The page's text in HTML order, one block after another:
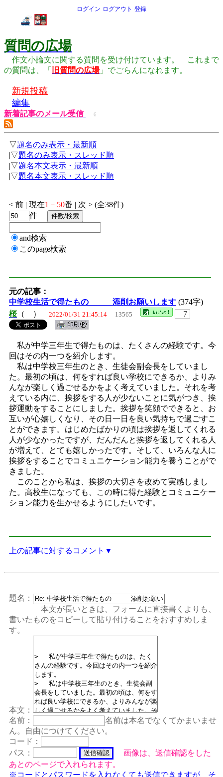
ログイン ログアウト 登録
質問の広場
作文小論文に関する質問を受け付けています。 これまで
の質問は、「
旧質問の広場」でごらんになれます。
新規投稿
編集
新着記事のメール受信 6
▽題名のみ表示・最新順
|▽題名のみ表示・スレッド順
|▽題名本文表示・最新順
|▽題名本文表示・スレッド順
< 前 | 現在1－50番 | 次 > (全38件)
件
and検索
このpage検索
元の記事：
中学校生活で得たもの 添削お願いします (374字)
桜（ ） 2022/01/31 21:45:14 13565 7
私が中学三年生で得たものは、たくさんの経験です。今
回はその内一つを紹介します。
私は中学校三年生のとき、生徒会副会長をしていまし
た。最初の頃は、何をすれば良い学校にできるか、よりみ
んなが楽しく過ごせるかをよく考えていました。それを考
えている内に、挨拶をする人が少ないことに気がつき、挨
拶運動をすることにしました。挨拶を笑顔でできると、お
互いが心嬉しくなり、その日一日を良い気持ちで過ごすこ
とができます。はじめたばかりの頃は挨拶を返してくれる
人が少なかったですが、だんだんと挨拶を返してくれる人
が増えて、とても嬉しかったです。そして、いろんな人に
挨拶をすることでコミュニケーション能力を養うことがで
きました。
このことから私は、挨拶の大切さを改めて実感しまし
た。高校生になっても、この時に得た経験とコミュニケー
ション能力を生かせるようにしたいです。
上の記事に対するコメント▼
題名：
本文が長いときは、フォームに直接書くよりも、
書いたものをコピーして貼り付けることをおすすめしま
す。
本文：
名前：
名前は本名でなくてかまいませ
ん。自由につけてください。
コード：
パス：
画像は、送信確認をした
あとのページで入れられます。
※コードとパスワードを入れなくても送信できますが、そ